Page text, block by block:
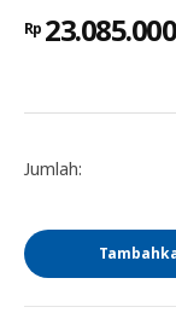
Rp 23.085.000
Jumlah: